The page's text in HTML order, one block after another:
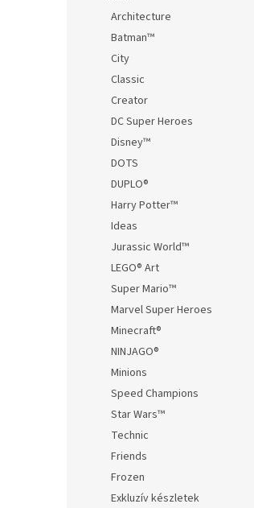
Architecture
Batman™
City
Classic
Creator
DC Super Heroes
Disney™
DOTS
DUPLO®
Harry Potter™
Ideas
Jurassic World™
LEGO® Art
Super Mario™
Marvel Super Heroes
Minecraft®
NINJAGO®
Minions
Speed Champions
Star Wars™
Technic
Friends
Frozen
Exkluzív készletek